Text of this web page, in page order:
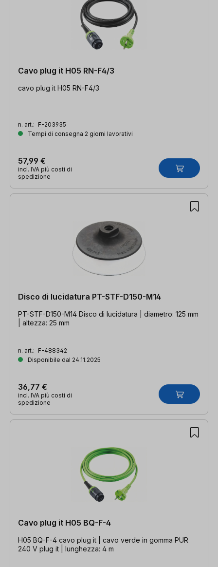
Cavo plug it H05 RN-F4/3
cavo plug it H05 RN-F4/3
n. art.: F-203935
Tempi di consegna 2 giorni lavorativi
57,99 €
incl. IVA più costi di
spedizione
Disco di lucidatura PT-STF-D150-M14
PT-STF-D150-M14 Disco di lucidatura | diametro: 125 mm
| altezza: 25 mm
n. art.: F-488342
Disponibile dal 24.11.2025
36,77 €
incl. IVA più costi di
spedizione
Cavo plug it H05 BQ-F-4
H05 BQ-F-4 cavo plug it | cavo verde in gomma PUR
240 V plug it | lunghezza: 4 m